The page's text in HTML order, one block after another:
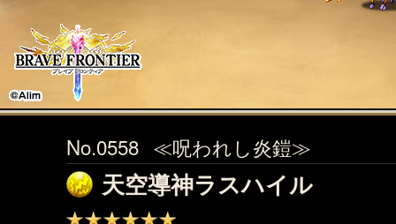
No.0558 ≪呪われし炎鎧≫
天空導神ラスハイル